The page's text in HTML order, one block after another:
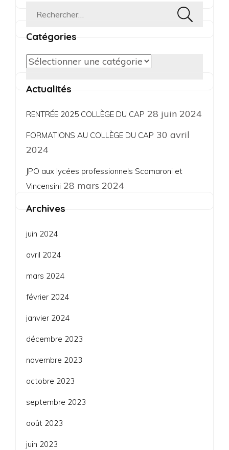
Rechercher :
Catégories
Catégories
Actualités
RENTRÉE 2025 COLLÈGE DU CAP 28 juin 2024
FORMATIONS AU COLLÈGE DU CAP 30 avril
2024
JPO aux lycées professionnels Scamaroni et
Vincensini 28 mars 2024
Archives
juin 2024
avril 2024
mars 2024
février 2024
janvier 2024
décembre 2023
novembre 2023
octobre 2023
septembre 2023
août 2023
juin 2023